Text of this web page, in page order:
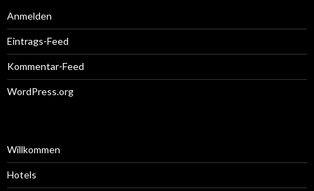
Anmelden
Eintrags-Feed
Kommentar-Feed
WordPress.org
Willkommen
Hotels